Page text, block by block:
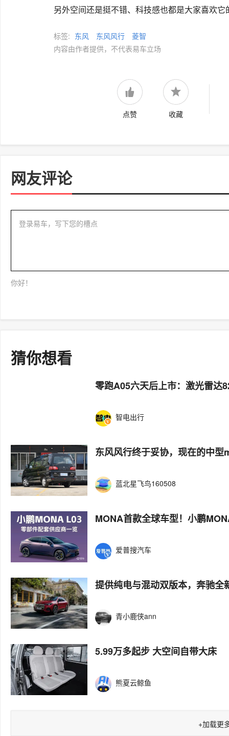
另外空间还是挺不错、科技感也都是大家喜欢它
标签: 东风 东风风行
菱智
内容由作者提供，不代表易车立场
点赞 收藏
网友评论
登录易车，写下您的槽点
你好！
猜你想看
零跑A05六天后上市：激光雷达
智电出行
东风风行终于妥协，现在的中
蓝北星飞鸟160508
MONA首款全球车型！小鹏
爱普搜汽车
提供纯电与混动双版本，奔驰全
青小鹿侠ann
5.99万多起步 大空间自带大床
熊夏云鲸鱼
+加载更